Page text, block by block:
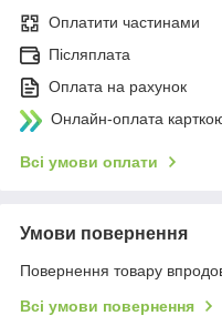
Оплатити частинами
Післяплата
Оплата на рахунок
Онлайн-оплата
Всі умови оплати
Умови повернення
Повернення товару
Всі умови повернення